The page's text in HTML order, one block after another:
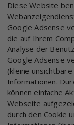
Diese Website
Google Adsense
die auf Ihrem
Analyse der
Google Adsense
(kleine
Informationen.
können einfache
Webseite
durch den Cookie